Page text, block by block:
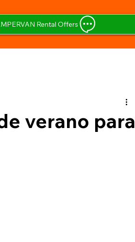
Rental Offers
verano para